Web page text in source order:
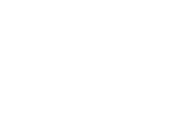
も気に入りました。 発送も早く、